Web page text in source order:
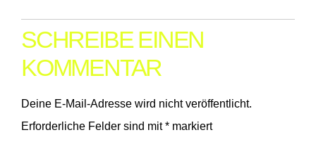
SCHREIBE EINEN
KOMMENTAR
Deine E-Mail-Adresse wird nicht veröffentlicht.
Erforderliche Felder sind mit* markiert